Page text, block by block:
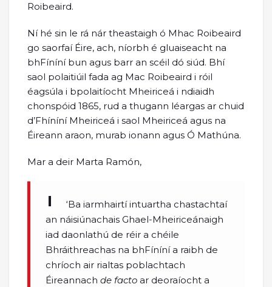
Roibeaird.
Ní hé sin le rá nár theastaigh ó Mhac Roibeaird
go saorfaí Éire, ach, níorbh é gluaiseacht na
bhFíníní bun agus barr an scéil dó siúd. Bhí
saol polaitiúil fada ag Mac Roibeaird i róil
éagsúla i bpolaitíocht Mheiriceá i ndiaidh
chonspóid 1865, rud a thugann léargas ar chuid
d’Fhíníní Mheiriceá i saol Mheiriceá agus na
Éireann araon, murab ionann agus Ó Mathúna.
Mar a deir Marta Ramón,
‘Ba iarmhairtí intuartha chastachtaí
an náisiúnachais Ghael-Mheiriceánaigh
iad daonlathú de réir a chéile
Bhráithreachas na bhFíníní a raibh de
chríoch air rialtas poblachtach
Éireannach de facto ar deoraíocht a